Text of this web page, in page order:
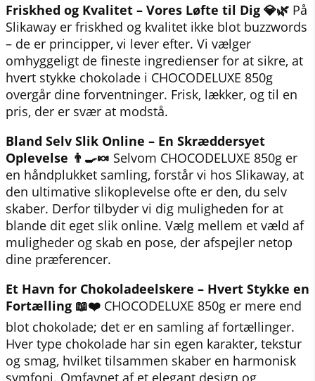
Friskhed og Kvalitet – Vores Løfte til Dig 💎🌿 På
Slikaway er friskhed og kvalitet ikke blot buzzwords
– de er principper, vi lever efter. Vi vælger
omhyggeligt de fineste ingredienser for at sikre, at
hvert stykke chokolade i CHOCODELUXE 850g
overgår dine forventninger. Frisk, lækker, og til en
pris, der er svær at modstå.
Bland Selv Slik Online – En Skræddersyet
Oplevelse 👨‍🍳🍬 Selvom CHOCODELUXE 850g er
en håndplukket samling, forstår vi hos Slikaway, at
den ultimative slikoplevelse ofte er den, du selv
skaber. Derfor tilbyder vi dig muligheden for at
blande dit eget slik online. Vælg mellem et væld af
muligheder og skab en pose, der afspejler netop
dine præferencer.
Et Havn for Chokoladeelskere – Hvert Stykke en
Fortælling 📖❤️ CHOCODELUXE 850g er mere end
blot chokolade; det er en samling af fortællinger.
Hver type chokolade har sin egen karakter, tekstur
og smag, hvilket tilsammen skaber en harmonisk
symfoni. Omfavnet af et elegant design og